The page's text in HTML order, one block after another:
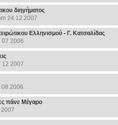
διηγήματος
24 12 2007
Ελληνισμού - Γ. Κατσαλίδας
2006
12 2007
2006
πάνε Μέγαρο